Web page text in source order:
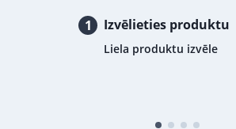
1 Izvēlieties produktu
Liela produktu izvēle